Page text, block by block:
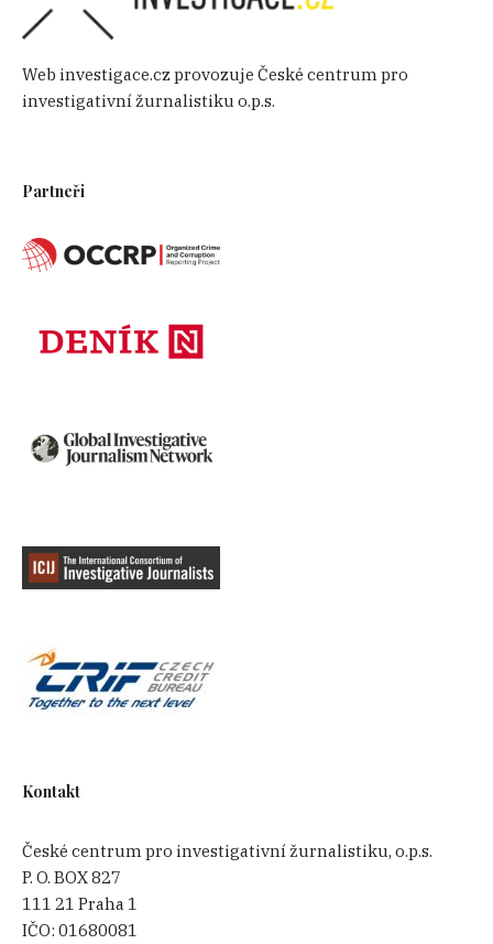
Web investigace.cz provozuje České centrum pro
investigativní žurnalistiku o.p.s.
Partneři
Kontakt
České centrum pro investigativní žurnalistiku, o.p.s.
P. O. BOX 827
111 21 Praha 1
IČO:01680081